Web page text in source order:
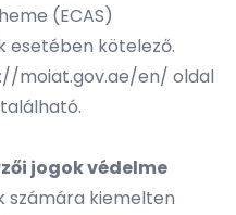
(ECAS)
esetében kötelező.
moiat.gov.ae/en/ oldal
jogok védelme
számára kiemelten